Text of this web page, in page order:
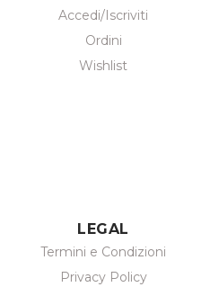
Accedi/Iscriviti
Ordini
Wishlist
LEGAL
Termini e Condizioni
Privacy Policy